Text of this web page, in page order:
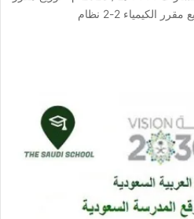
الكيمياء 2-2 نظام المسارات توزيع مقرر الكيمياء 2-2 نظام